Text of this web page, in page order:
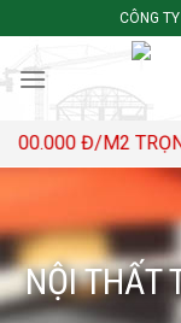
content
CÔNG
M2 TRỌN GÓI
NỘI THẤT